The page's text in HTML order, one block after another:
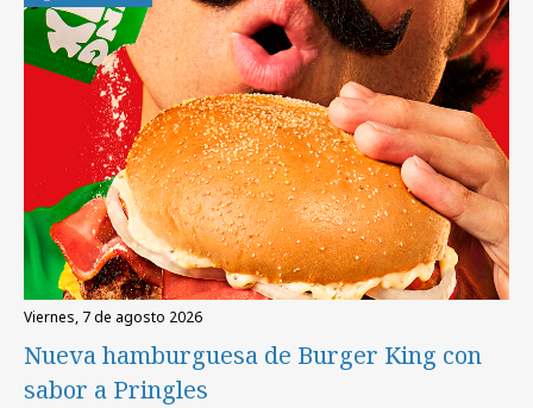
viernes, 7 de agosto 2026
Nueva hamburguesa de Burger King con
sabor a Pringles